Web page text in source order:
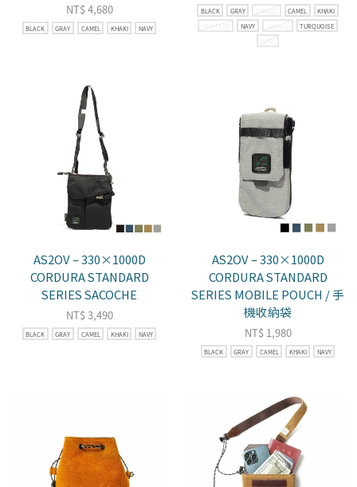
NT$4,680
BLACK GRAY CAMEL KHAKI NAVY
BLACK GRAY CHOCO CAMEL
KHAKI
MUSTARD
NAVY ORANGE
TURQUOISE
WINE
AS2OV – 330×1000D
CORDURA STANDARD
SERIES SACOCHE
NT$3,490
BLACK GRAY CAMEL KHAKI NAVY
AS2OV – 330×1000D
CORDURA STANDARD
SERIES MOBILE POUCH / 手
機收納袋
NT$1,980
BLACK GRAY CAMEL KHAKI NAVY